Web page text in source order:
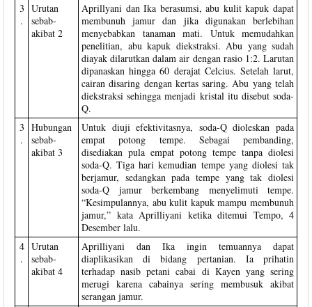
3
.
Urutan
sebab-
akibat 2
Aprillyani dan Ika berasumsi, abu kulit kapuk dapat
membunuh jamur dan jika digunakan berlebihan
menyebabkan tanaman mati. Untuk memudahkan
penelitian, abu kapuk diekstraksi. Abu yang sudah
diayak dilarutkan dalam air dengan rasio 1:2. Larutan
dipanaskan hingga 60 derajat Celcius. Setelah larut,
cairan disaring dengan kertas saring. Abu yang telah
diekstraksi sehingga menjadi kristal itu disebut soda-
Q.
3
.
Hubungan
sebab-
akibat 3
Untuk diuji efektivitasnya, soda-Q dioleskan pada
empat potong tempe. Sebagai pembanding,
disediakan pula empat potong tempe tanpa diolesi
soda-Q. Tiga hari kemudian tempe yang diolesi tak
berjamur, sedangkan pada tempe yang tak diolesi
soda-Q jamur berkembang menyelimuti tempe.
“Kesimpulannya, abu kulit kapuk mampu membunuh
jamur,” kata Aprilliyani ketika ditemui Tempo, 4
Desember lalu.
4
.
Urutan
sebab-
akibat 4
Aprilliyani dan Ika ingin temuannya dapat
diaplikasikan di bidang pertanian. Ia prihatin
terhadap nasib petani cabai di Kayen yang sering
merugi karena cabainya sering membusuk akibat
serangan jamur.